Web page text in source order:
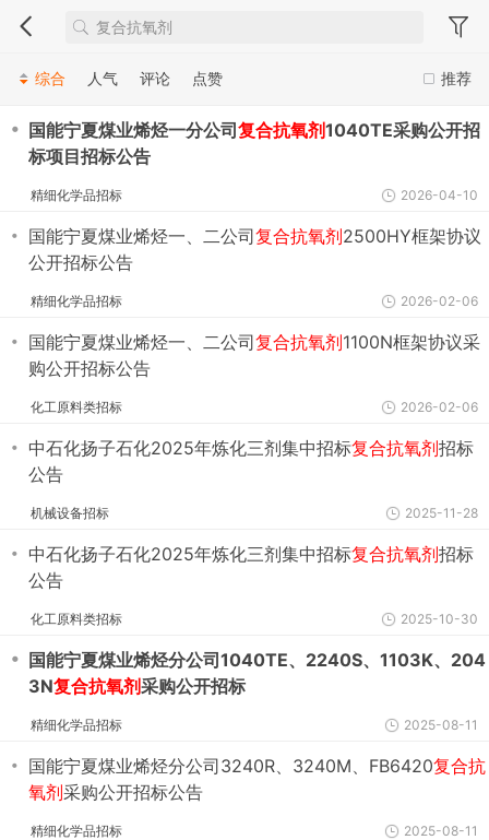
推荐
综合 人气 评论 点赞
・ 国能宁夏煤业烯烃一分公司 复合抗氧剂1040TE采购公开招
标项目招标公告
精细化学品招标 2026-04-10
・ 国能宁夏煤业烯烃一、二公司复合抗氧剂2500HY框架协议
公开招标公告
精细化学品招标 2026-02-06
・ 国能宁夏煤业烯烃一、二公司复合抗氧剂1100N框架协议采
购公开招标公告
化工原料类招标 2026-02-06
・ 中石化扬子石化2025年炼化三剂集中招标复合抗氧剂招标
公告
机械设备招标 2025-11-28
・ 中石化扬子石化2025年炼化三剂集中招标复合抗氧剂招标
公告
化工原料类招标 2025-10-30
・ 国能宁夏煤业烯烃分公司1040TE、2240S、1103K、204
3N复合抗氧剂采购公开招标
精细化学品招标 2025-08-11
・ 国能宁夏煤业烯烃分公司3240R、3240M、FB6420复合抗
氧剂采购公开招标公告
精细化学品招标 2025-08-11